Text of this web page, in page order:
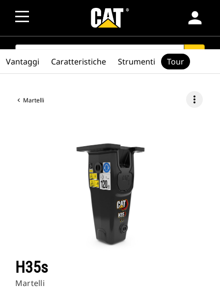
person
SEARCH search
Martelli more_vert
H35s
Martelli
Vantaggi Caratteristiche Strumenti Tour